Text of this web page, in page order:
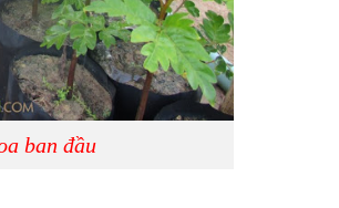
ban đầu